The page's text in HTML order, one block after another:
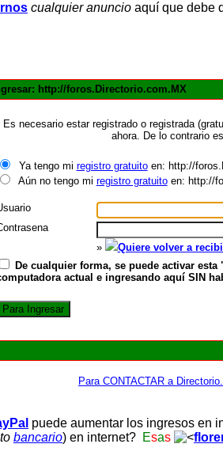
cualquier anuncio aquí que debe
http://foros.Directorio.com.MX
Es necesario estar registrado o registrada
ahora. De lo contrario
Ya tengo mi registro gratuitoen: http://
Aún no tengo mi registro gratuitoen: http://
»
Quiere volver a
De cualquier forma, se puede activar
actual e ingresando aquí SIN
Para CONTACTAR a
puede aumentar los ingresos en
bancario) en internet? Esas